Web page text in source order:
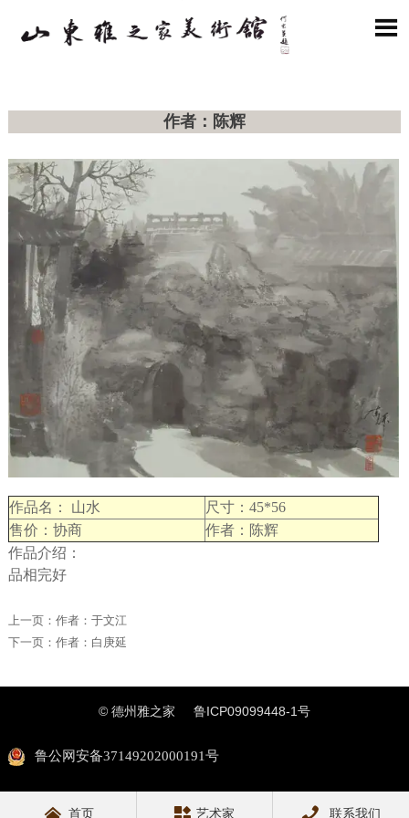

作者：陈辉
作品名： 山水
尺寸：45*56
售价：协商
作者：陈辉
作品介绍：
品相完好
上一页： 作者：于文江
下一页： 作者：白庚延
© 德州雅之家 鲁ICP09099448-1号
鲁公网安备37149202000191号
首页 艺术家 联系我们